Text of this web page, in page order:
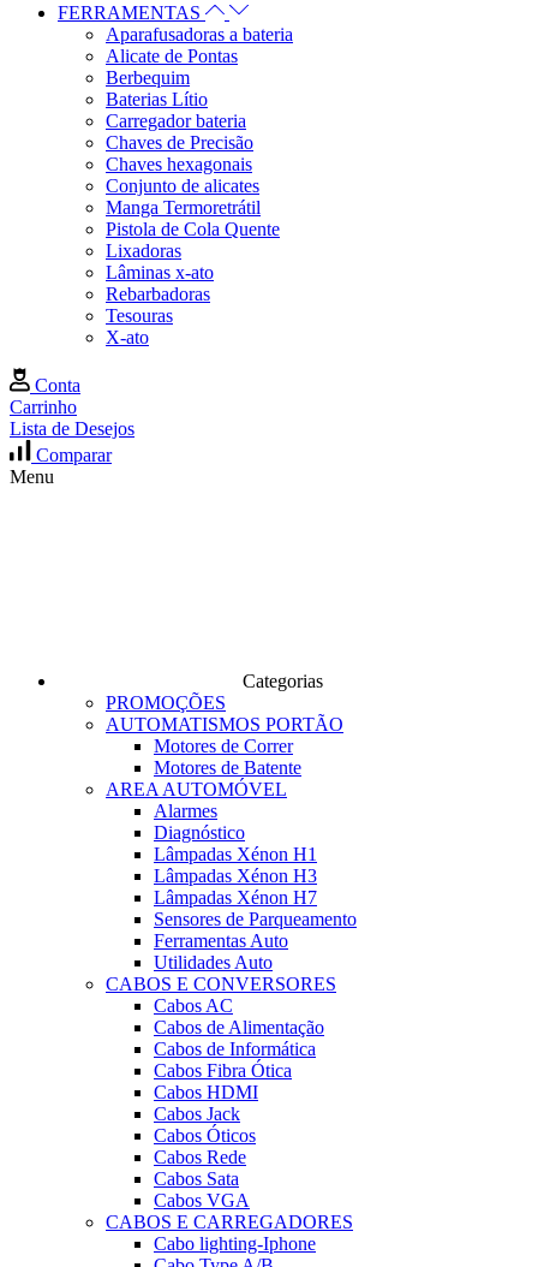
FERRAMENTAS
Aparafusadoras a bateria
Alicate de Pontas
Berbequim
Baterias Lítio
Carregador bateria
Chaves de Precisão
Chaves hexagonais
Conjunto de alicates
Manga Termoretrátil
Pistola de Cola Quente
Lixadoras
Lâminas x-ato
Rebarbadoras
Tesouras
X-ato
Conta
Carrinho
Lista de Desejos
Comparar
Menu
Categorias
PROMOÇÕES
AUTOMATISMOS PORTÃO
Motores de Correr
Motores de Batente
AREA AUTOMÓVEL
Alarmes
Diagnóstico
Lâmpadas Xénon H1
Lâmpadas Xénon H3
Lâmpadas Xénon H7
Sensores de Parqueamento
Ferramentas Auto
Utilidades Auto
CABOS E CONVERSORES
Cabos AC
Cabos de Alimentação
Cabos de Informática
Cabos Fibra Ótica
Cabos HDMI
Cabos Jack
Cabos Óticos
Cabos Rede
Cabos Sata
Cabos VGA
CABOS E CARREGADORES
Cabo lighting-Iphone